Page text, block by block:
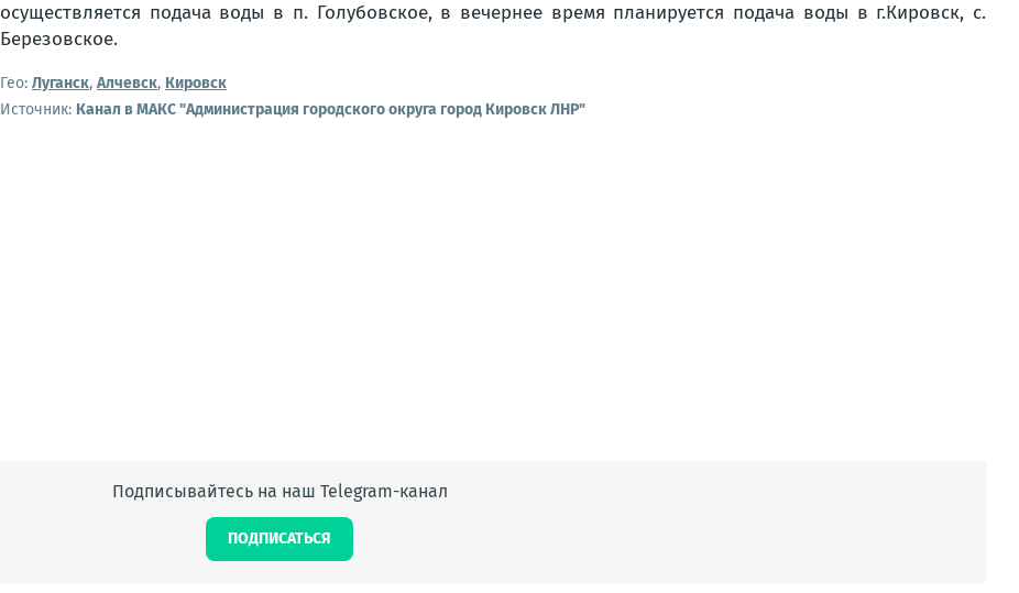
осуществляется подача воды в п. Голубовское, в вечернее время планируется подача воды в г.Кировск, с.
Березовское.
Гео: Луганск, Алчевск, Кировск
Источник: Канал в МАКС "Администрация городского округа город Кировск ЛНР"
Подписывайтесь на наш Telegram-канал
ПОДПИСАТЬСЯ